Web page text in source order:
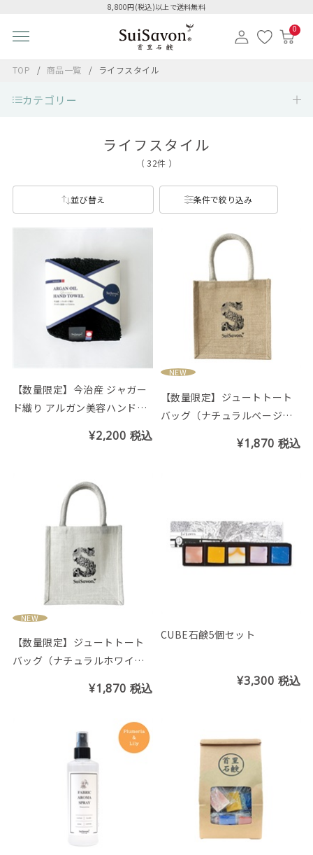
8,800円(税込)以上で送料無料
0
TOP 商品一覧 ライフスタイル
カテゴリー
ライフスタイル
（ 32件 ）
並び替え 条件で絞り込み
【数量限定】今治産 ジャガー
ド織り アルガン美容ハンドタ
¥2,200 税込
NEW
【数量限定】ジュートトート
バッグ（ナチュラルベージ
¥1,870 税込
NEW
【数量限定】ジュートトート
バッグ（ナチュラルホワイ
¥1,870 税込
CUBE石鹸5個セット
¥3,300 税込